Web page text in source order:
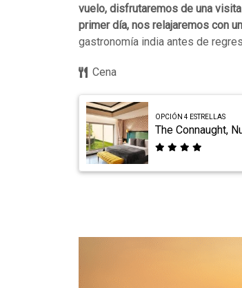
vuelo, disfrutaremos de una
primer día, nos relajaremos con
gastronomía india antes de
Cena
OPCIÓN 4 ESTRELLAS
The Connaught,